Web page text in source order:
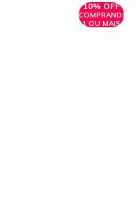
10% OFF
COMPRANDO
1 OU MAIS